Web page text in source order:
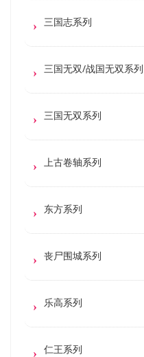
三国志系列
三国无双/战国无双系列
三国无双系列
上古卷轴系列
东方系列
丧尸围城系列
乐高系列
仁王系列